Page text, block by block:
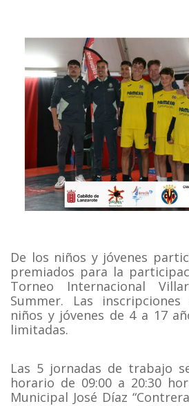
De los niños y jóvenes
premiados para la
Torneo Internacional
Summer. Las
niños y jóvenes de 4 a 17
limitadas.
Las 5 jornadas de trabajo
horario de 09:00 a 20:30
Municipal José Díaz